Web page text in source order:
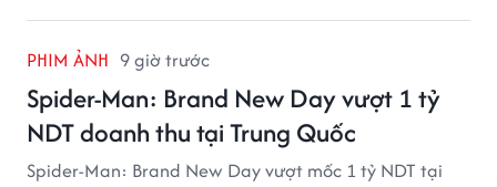
PHIM ẢNH 9 giờ trước
Spider-Man: Brand New Day vượt 1 tỷ
NDT doanh thu tại Trung Quốc
Spider-Man: Brand New Day vượt mốc 1 tỷ NDT tại